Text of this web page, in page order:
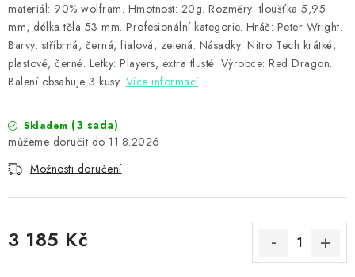
materiál: 90% wolfram. Hmotnost: 20g. Rozměry: tloušťka 5,95
mm, délka těla 53 mm. Profesionální kategorie. Hráč: Peter Wright.
Barvy: stříbrná, černá, fialová, zelená. Násadky: Nitro Tech krátké,
plastové, černé. Letky: Players, extra tlusté. Výrobce: Red Dragon.
Balení obsahuje 3 kusy. Více informací
Skladem (3 sada)
11.8.2026
Možnosti doručení
3 185 Kč